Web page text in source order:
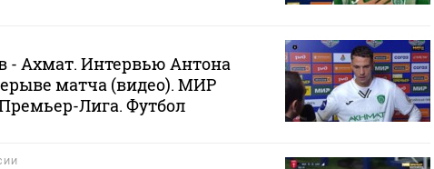
- Ахмат. Интервью Антона
матча (видео). МИР
Лига. Футбол